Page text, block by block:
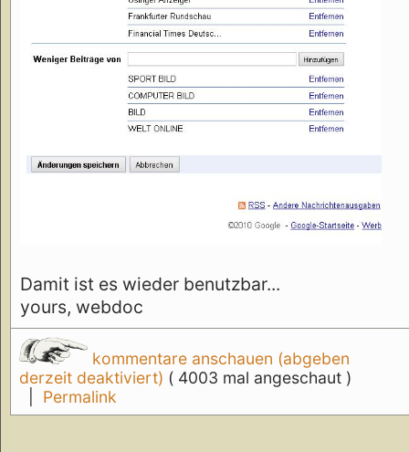
Damit ist es wieder benutzbar...
yours, webdoc
kommentare anschauen (abgeben
derzeit deaktiviert) ( 4003 mal angeschaut )
Permalink